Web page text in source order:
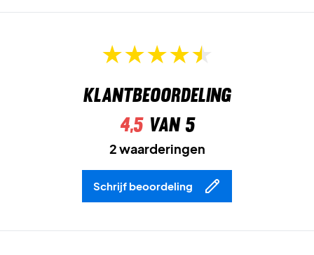
Klantbeoordeling
4,5van 5
2 waarderingen
Schrijf beoordeling